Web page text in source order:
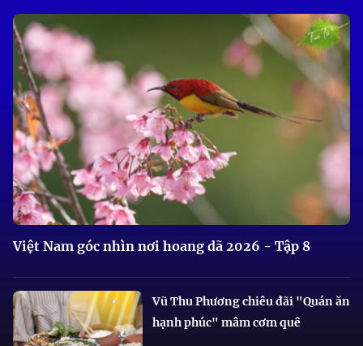
Việt Nam góc nhìn nơi hoang dã 2026 - Tập 8
Vũ Thu Phương chiêu đãi "Quán ăn
hạnh phúc" mâm cơm quê